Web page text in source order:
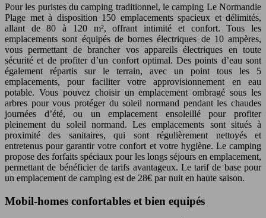
Pour les puristes du camping traditionnel, le camping Le Normandie
Plage met à disposition 150 emplacements spacieux et délimités,
allant de 80 à 120 m², offrant intimité et confort. Tous les
emplacements sont équipés de bornes électriques de 10 ampères,
vous permettant de brancher vos appareils électriques en toute
sécurité et de profiter d’un confort optimal. Des points d’eau sont
également répartis sur le terrain, avec un point tous les 5
emplacements, pour faciliter votre approvisionnement en eau
potable. Vous pouvez choisir un emplacement ombragé sous les
arbres pour vous protéger du soleil normand pendant les chaudes
journées d’été, ou un emplacement ensoleillé pour profiter
pleinement du soleil normand. Les emplacements sont situés à
proximité des sanitaires, qui sont régulièrement nettoyés et
entretenus pour garantir votre confort et votre hygiène. Le camping
propose des forfaits spéciaux pour les longs séjours en emplacement,
permettant de bénéficier de tarifs avantageux. Le tarif de base pour
un emplacement de camping est de 28€ par nuit en haute saison.
Mobil-homes confortables et bien equipés